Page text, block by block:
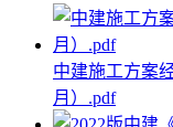
中建施工方案
月）.pdf